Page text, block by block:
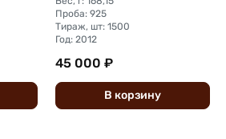
Проба: 925
Тираж, шт: 1500
Год: 2012
45 000 ₽
В корзину